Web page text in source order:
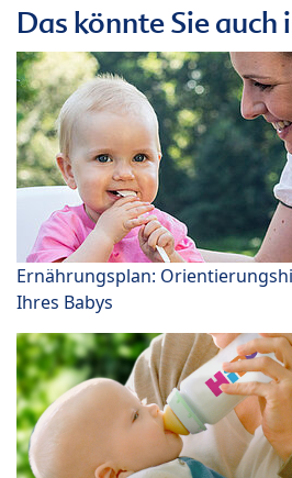
Das könnte Sie auch
Ernährungsplan:
Ihres Babys